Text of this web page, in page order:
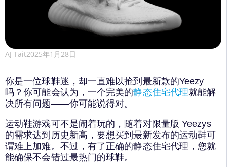
AJ Tait2025年1月28日
你是一位球鞋迷，却一直难以抢到最新款的Yeezy
吗？你可能会认为，一个完美的静态住宅代理就能解
决所有问题——你可能说得对。
运动鞋游戏可不是闹着玩的，随着对限量版 Yeezys
的需求达到历史新高，要想买到最新发布的运动鞋可
谓难上加难。不过，有了正确的静态住宅代理，您就
能确保不会错过最热门的球鞋。